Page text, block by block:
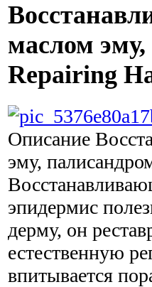
маслом
Repairing
Описание
эму,
эпидермис
дерму, он
естественную
впитывается